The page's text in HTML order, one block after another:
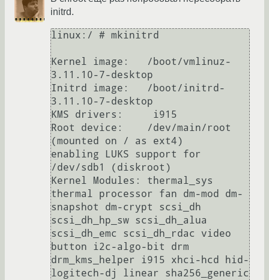
initrd.
linux:/ # mkinitrd
Kernel image:   /boot/vmlinuz-
3.11.10-7-desktop
Initrd image:   /boot/initrd-
3.11.10-7-desktop
KMS drivers:     i915
Root device:	/dev/main/root
(mounted on / as ext4)
enabling LUKS support for
/dev/sdb1 (diskroot)
Kernel Modules:	thermal_sys
thermal processor fan dm-mod dm-
snapshot dm-crypt scsi_dh
scsi_dh_hp_sw scsi_dh_alua
scsi_dh_emc scsi_dh_rdac video
button i2c-algo-bit drm
drm_kms_helper i915 xhci-hcd hid-
logitech-dj linear sha256_generic